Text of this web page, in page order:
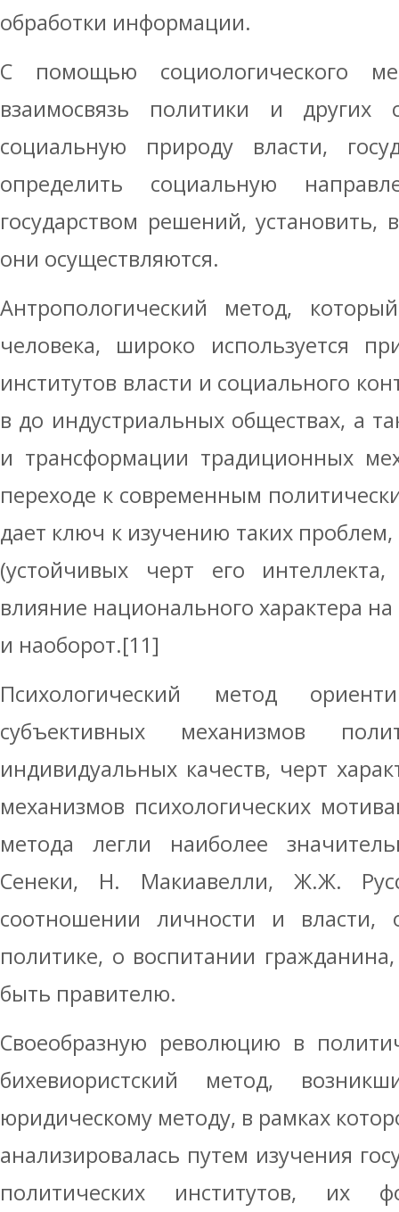
обработки информации.
С помощью социологического
взаимосвязь политики и других
социальную природу власти,
определить социальную
государством решений, установить,
они осуществляются.
Антропологический метод,
человека, широко используется
институтов власти и социального
в до индустриальных обществах, а
и трансформации традиционных
переходе к современным
дает ключ к изучению таких проблем,
(устойчивых черт его
влияние национального характера
и наоборот.[11]
Психологический метод
субъективных механизмов
индивидуальных качеств, черт
механизмов психологических
метода легли наиболее
Сенеки, Н. Макиавелли, Ж.Ж.
соотношении личности и власти,
политике, о воспитании
быть правителю.
Своеобразную революцию в
бихевиористский метод,
юридическому методу, в рамках
анализировалась путем изучения
политических институтов, их